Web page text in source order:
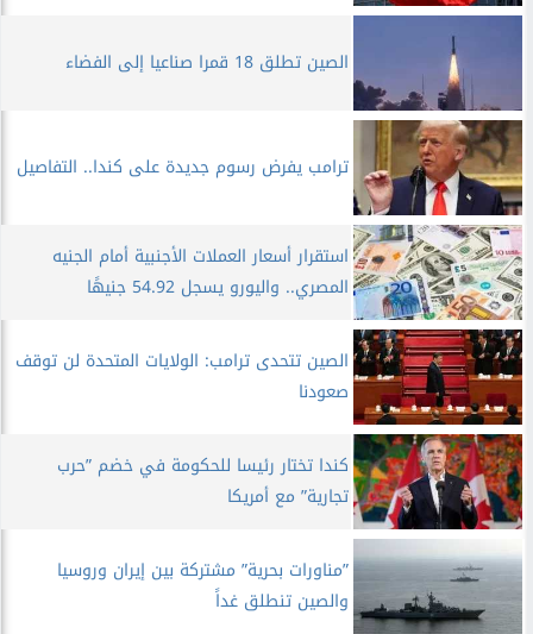
الصين تطلق 18 قمرا صناعيا إلى الفضاء
ترامب يفرض رسوم جديدة على كندا.. التفاصيل
استقرار أسعار العملات الأجنبية أمام الجنيه
المصري.. واليورو يسجل 54.92 جنيهًا
الصين تتحدى ترامب: الولايات المتحدة لن توقف
صعودنا
كندا تختار رئيسا للحكومة في خضم ”حرب
تجارية” مع أمريكا
”مناورات بحرية” مشتركة بين إيران وروسيا
والصين تنطلق غداً